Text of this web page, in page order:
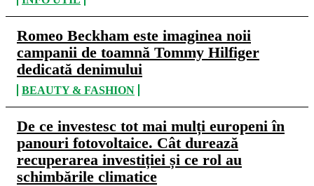
Romeo Beckham este imaginea noii
campanii de toamnă Tommy Hilfiger
dedicată denimului
BEAUTY & FASHION
De ce investesc tot mai mulți europeni în
panouri fotovoltaice. Cât durează
recuperarea investiției și ce rol au
schimbările climatice